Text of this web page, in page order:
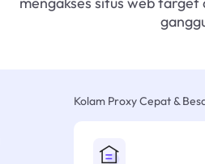
Kolam Proxy Cepat &